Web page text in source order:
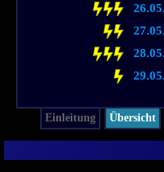
Einleitung Übersicht